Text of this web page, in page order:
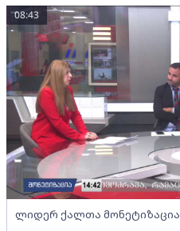
ლიდერ ქალთა მონეტიზაცია
08:43